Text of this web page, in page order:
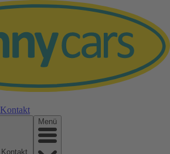
Kontakt
Menü